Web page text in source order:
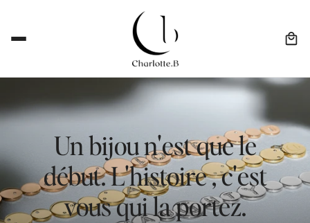
Un bijou n'est que le
début. L'histoire , c'est
vous qui la portez.